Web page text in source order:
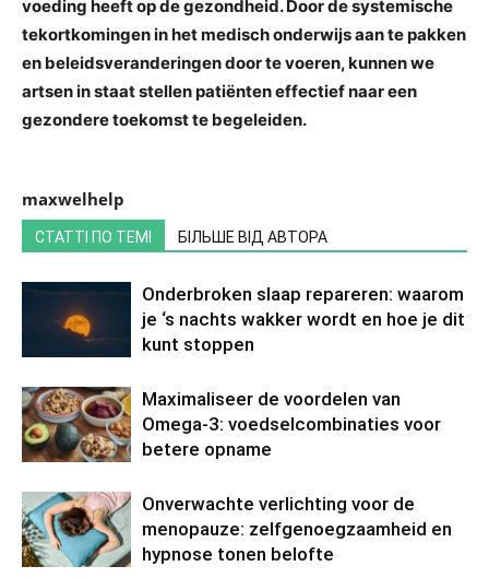
voeding heeft op de gezondheid. Door de systemische
tekortkomingen in het medisch onderwijs aan te pakken
en beleidsveranderingen door te voeren, kunnen we
artsen in staat stellen patiënten effectief naar een
gezondere toekomst te begeleiden.
maxwelhelp
СТАТТІ ПО ТЕМІ БІЛЬШЕ ВІД АВТОРА
Onderbroken slaap repareren: waarom
je ‘s nachts wakker wordt en hoe je dit
kunt stoppen
Maximaliseer de voordelen van
Omega-3: voedselcombinaties voor
betere opname
Onverwachte verlichting voor de
menopauze: zelfgenoegzaamheid en
hypnose tonen belofte